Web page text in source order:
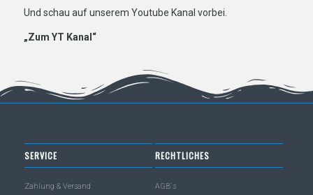
Und schau auf unserem Youtube Kanal vorbei.
„Zum YT Kanal“
SERVICE
Zahlung & Versand
RECHTLICHES
AGB´s